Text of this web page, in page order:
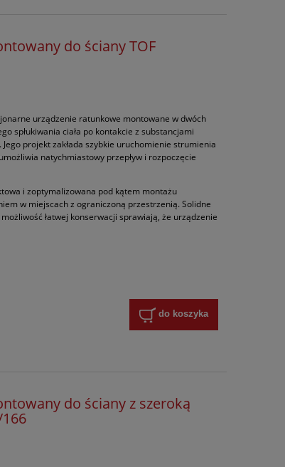
do ściany TOF
urządzenie ratunkowe montowane w dwóch
spłukiwania ciała po kontakcie z substancjami
projekt zakłada szybkie uruchomienie strumienia
natychmiastowy przepływ i rozpoczęcie
i zoptymalizowana pod kątem montażu
w miejscach z ograniczoną przestrzenią. Solidne
łatwej konserwacji sprawiają, że urządzenie
do koszyka
do ściany z szeroką